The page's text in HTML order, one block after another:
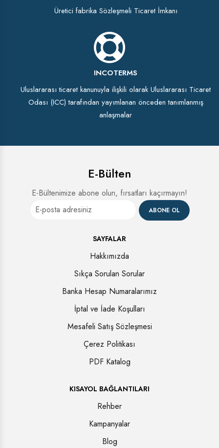
Üretici fabrika Sözleşmeli Ticaret İmkanı
INCOTERMS
Uluslararası ticaret kanunuyla ilişkili olarak Uluslararası Ticaret
Odası (ICC) tarafından yayımlanan önceden tanımlanmış
anlaşmalar
E-Bülten
E-Bültenimize abone olun, fırsatları kaçırmayın!
ABONE OL
SAYFALAR
Hakkımızda
Sıkça Sorulan Sorular
Banka Hesap Numaralarımız
İptal ve İade Koşulları
Mesafeli Satış Sözleşmesi
Çerez Politikası
PDF Katalog
KISAYOL BAĞLANTILARI
Rehber
Kampanyalar
Blog